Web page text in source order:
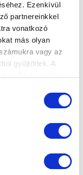
Ezenkívül
partnereinkkel
vonatkozó
más olyan
vagy az
gyűjtöttek. A